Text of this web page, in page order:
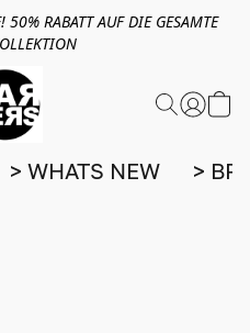
50% RABATT AUF DIE GESAMTE
> WHATS NEW >